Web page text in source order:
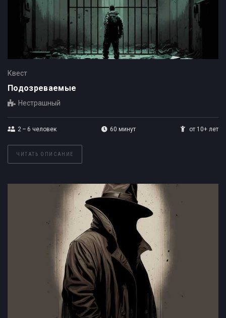
Квест
Подозреваемые
Нестрашный
2 – 6 человек 60 минут от 10+ лет
ЧИТАТЬ ОПИСАНИЕ